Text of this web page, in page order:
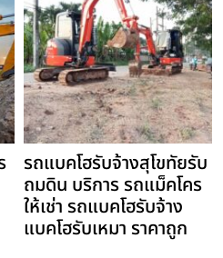
รถแบคโฮรับจ้างสุโขทัยรับ
ถมดิน บริการ รถแม็คโคร
ให้เช่า รถแบคโฮรับจ้าง
แบคโฮรับเหมา ราคาถูก